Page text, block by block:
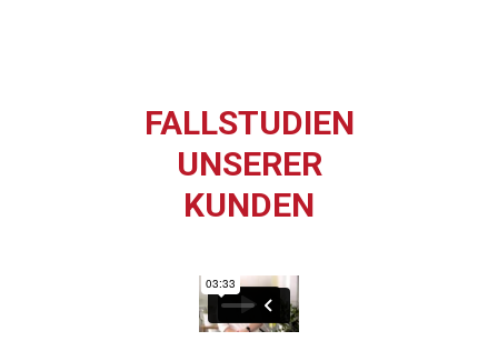
FALLSTUDIEN
UNSERER
KUNDEN